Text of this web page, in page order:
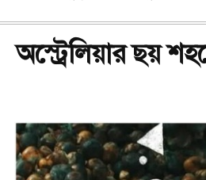
অস্ট্রেলিয়ার ছয়